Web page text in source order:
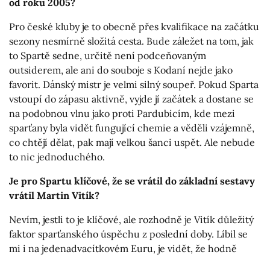
Pro české kluby je to obecně přes kvalifikace na začátku
sezony nesmírně složitá cesta. Bude záležet na tom, jak
to Spartě sedne, určitě není podceňovaným
outsiderem, ale ani do souboje s Kodaní nejde jako
favorit. Dánský mistr je velmi silný soupeř. Pokud Sparta
vstoupí do zápasu aktivně, vyjde jí začátek a dostane se
na podobnou vlnu jako proti Pardubicím, kde mezi
sparťany byla vidět fungující chemie a věděli vzájemně,
co chtějí dělat, pak mají velkou šanci uspět. Ale nebude
to nic jednoduchého.
Je pro Spartu klíčové, že se vrátil do základní sestavy
vrátil Martin Vitík?
Nevím, jestli to je klíčové, ale rozhodně je Vitík důležitý
faktor sparťanského úspěchu z poslední doby. Líbil se
mi i na jedenadvacítkovém Euru, je vidět, že hodně